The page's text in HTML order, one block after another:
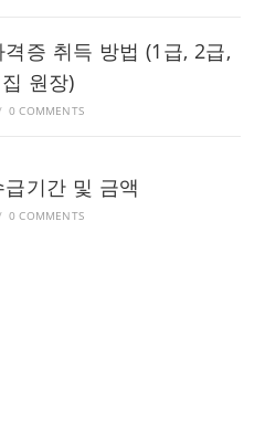
증 취득 방법 (1급, 2급,
원장)
0 COMMENTS
기간 및 금액
0 COMMENTS